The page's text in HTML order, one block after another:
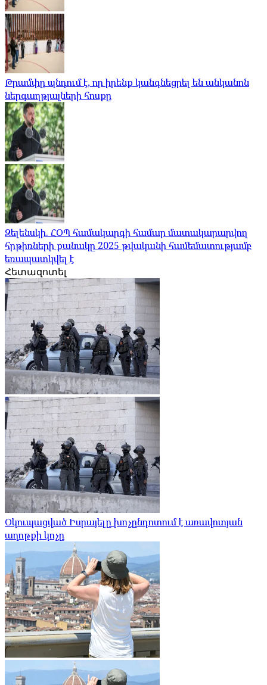
Թրամփը պնդում է, որ իրենք կանգնեցրել են անկանոն
ներգաղթյալների հոսքը
Զելենսկի. ՀՕՊ համակարգի համար մատակարարվող
հրթիռների քանակը 2025 թվականի համեմատությամբ
եռապատկվել է
Հետազոտել
Օկուպացված Իսրայելը խոչընդոտում է առավոտյան
աղոթքի կոչը